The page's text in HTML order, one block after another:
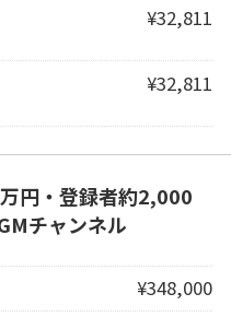
¥32,811
¥32,811
円・登録者約2,000
チャンネル
¥348,000